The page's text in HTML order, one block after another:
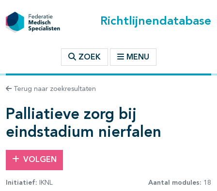
Richtlijnendatabase
ZOEK MENU
Terug naar zoekresultaten
Palliatieve zorg bij
eindstadium nierfalen
VOLGEN
Initiatief: IKNL Aantal modules: 18
binnen deze richtlijn